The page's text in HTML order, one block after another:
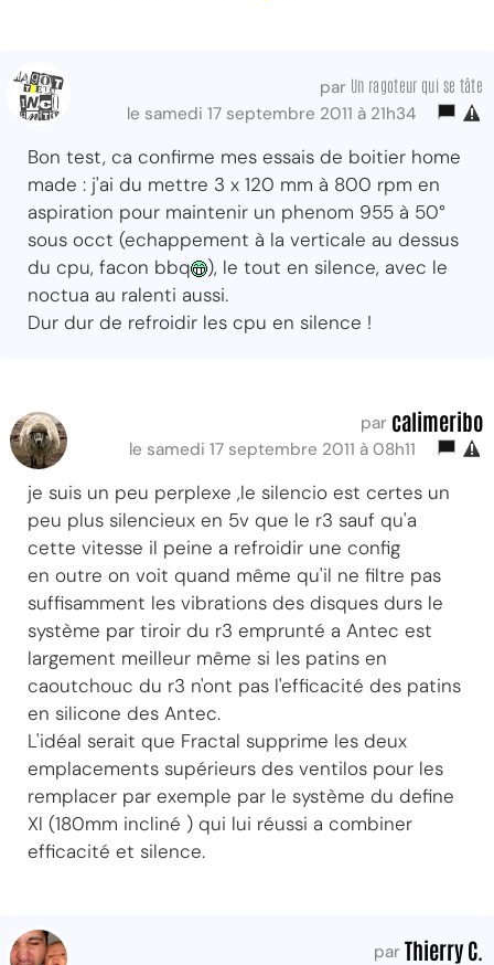
par Un ragoteur qui se tâte
le samedi 17 septembre 2011 à 21h34
Bon test, ca confirme mes essais de boitier home
made : j'ai du mettre 3 x 120 mm à 800 rpm en
aspiration pour maintenir un phenom 955 à 50°
sous occt (echappement à la verticale au dessus
du cpu, facon bbq
), le tout en silence, avec le
noctua au ralenti aussi.
Dur dur de refroidir les cpu en silence !
par calimeribo
le samedi 17 septembre 2011 à 08h11
je suis un peu perplexe ,le silencio est certes un
peu plus silencieux en 5v que le r3 sauf qu'a
cette vitesse il peine a refroidir une config
en outre on voit quand même qu'il ne filtre pas
suffisamment les vibrations des disques durs le
système par tiroir du r3 emprunté a Antec est
largement meilleur même si les patins en
caoutchouc du r3 n'ont pas l'efficacité des patins
en silicone des Antec.
L'idéal serait que Fractal supprime les deux
emplacements supérieurs des ventilos pour les
remplacer par exemple par le système du define
Xl (180mm incliné ) qui lui réussi a combiner
efficacité et silence.
par Thierry C.